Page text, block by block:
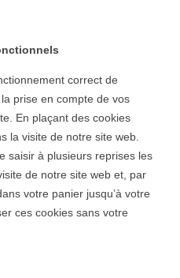
correct de
prise en compte de vos
En plaçant des cookies
la visite de notre site web.
saisir à plusieurs reprises les
de notre site web et, par
votre panier jusqu’à votre
ces cookies sans votre